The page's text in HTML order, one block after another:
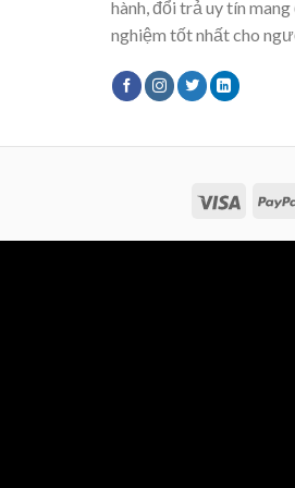
hành, đổi trả uy tín
nghiệm tốt nhất cho